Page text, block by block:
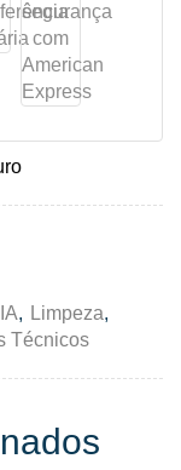
, Limpeza,
Técnicos